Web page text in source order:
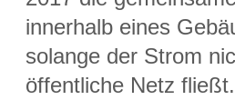
innerhalb eines
solange der Strom
öffentliche Netz fließt.